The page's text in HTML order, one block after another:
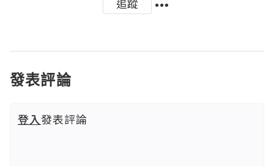
發表評論
登入發表評論